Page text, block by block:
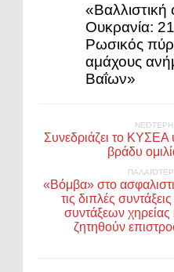
«Βαλλιστική
Ουκρανία:
Ρωσικός
αμάχους
Βαΐων»
ΝΕΌΤΕΡΗ
Συνεδριάζει το
βράδυ
«Βόμβα» στο
τις διπλές
συντάξεων χηρείας
ζητηθούν